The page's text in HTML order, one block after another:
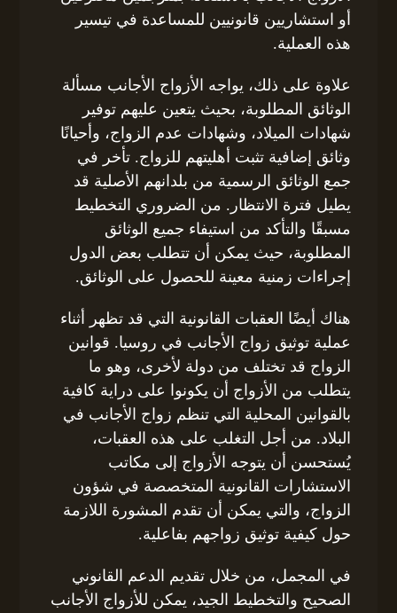
أو استشاريين قانونيين للمساعدة في تيسير
هذه العملية.
علاوة على ذلك، يواجه الأزواج الأجانب مسألة
الوثائق المطلوبة، بحيث يتعين عليهم توفير
شهادات الميلاد، وشهادات عدم الزواج، وأحيانًا
وثائق إضافية تثبت أهليتهم للزواج. تأخر في
جمع الوثائق الرسمية من بلدانهم الأصلية قد
يطيل فترة الانتظار. من الضروري التخطيط
مسبقًا والتأكد من استيفاء جميع الوثائق
المطلوبة، حيث يمكن أن تتطلب بعض الدول
إجراءات زمنية معينة للحصول على الوثائق.
هناك أيضًا العقبات القانونية التي قد تظهر أثناء
عملية توثيق زواج الأجانب في روسيا. قوانين
الزواج قد تختلف من دولة لأخرى، وهو ما
يتطلب من الأزواج أن يكونوا على دراية كافية
بالقوانين المحلية التي تنظم زواج الأجانب في
البلاد. من أجل التغلب على هذه العقبات،
يُستحسن أن يتوجه الأزواج إلى مكاتب
الاستشارات القانونية المتخصصة في شؤون
الزواج، والتي يمكن أن تقدم المشورة اللازمة
حول كيفية توثيق زواجهم بفاعلية.
في المجمل، من خلال تقديم الدعم القانوني
الصحيح والتخطيط الجيد، يمكن للأزواج الأجانب